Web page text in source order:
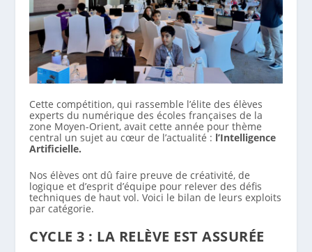
Cette compétition, qui rassemble l’élite des élèves
experts du numérique des écoles françaises de la
zone Moyen-Orient, avait cette année pour thème
central un sujet au cœur de l’actualité : l’Intelligence
Artificielle.
Nos élèves ont dû faire preuve de créativité, de
logique et d’esprit d’équipe pour relever des défis
techniques de haut vol. Voici le bilan de leurs exploits
par catégorie.
CYCLE 3 : LA RELÈVE EST ASSURÉE